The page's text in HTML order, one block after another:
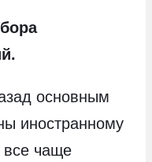
основным
иностранному
все чаще